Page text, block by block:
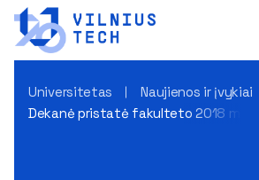
Universitetas
Naujienos ir įvykiai
Dekanė pristatė fakulteto 2018 m.